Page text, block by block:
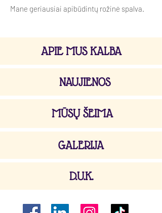
Mane geriausiai apibūdintų rožinė spalva.
APIE MUS KALBA
NAUJIENOS
MŪSŲ ŠEIMA
GALERIJA
D.U.K.